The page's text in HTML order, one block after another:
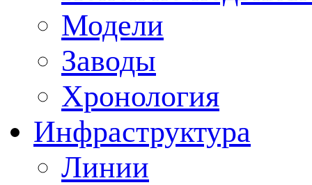
Модели
Заводы
Хронология
Инфраструктура
Линии